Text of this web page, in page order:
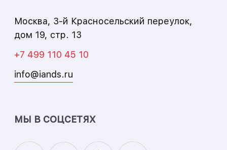
Москва, 3-й Красносельский переулок,
дом 19, стр. 13
+7 499 110 45 10
info@iands.ru
МЫ В СОЦСЕТЯХ